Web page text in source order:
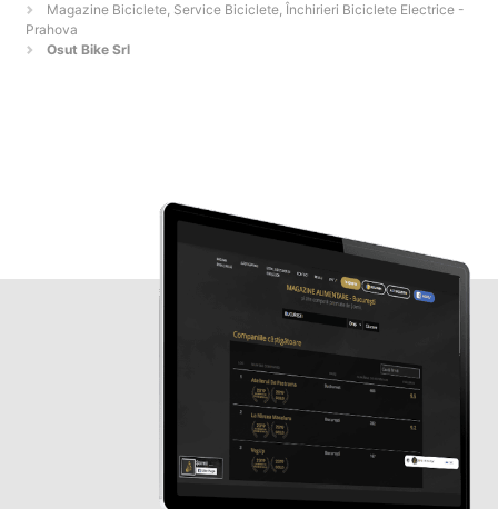
Magazine Biciclete, Service Biciclete, Închirieri Biciclete Electrice -
Prahova
Osut Bike Srl